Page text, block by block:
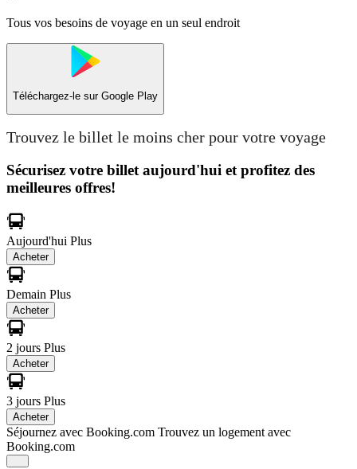
Tous vos besoins de voyage en un seul endroit
Téléchargez-le sur Google Play
Trouvez le billet le moins cher pour votre voyage
Sécurisez votre billet aujourd'hui et profitez des
meilleures offres!
Aujourd'hui Plus
Acheter
Demain Plus
Acheter
2 jours Plus
Acheter
3 jours Plus
Acheter
Séjournez avec Booking.com Trouvez un logement avec
Booking.com